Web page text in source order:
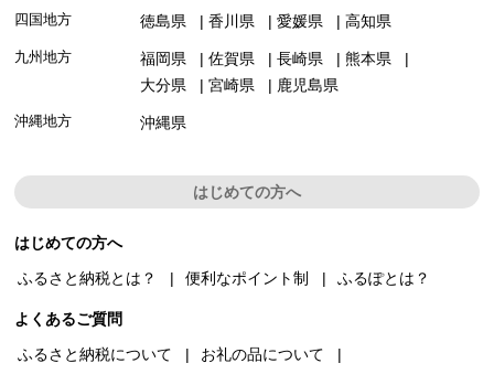
四国地方 徳島県 香川県 愛媛県 高知県
九州地方 福岡県 佐賀県 長崎県
熊本県
大分県
宮崎県 鹿児島県
沖縄地方 沖縄県
はじめての方へ
はじめての方へ
ふるさと納税とは？
便利なポイント制 ふるぽとは？
よくあるご質問
ふるさと納税について
お礼の品について